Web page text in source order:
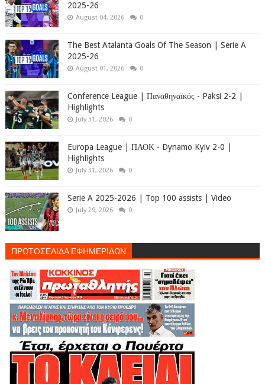
2025-26
August 04, 2026 0
The Best Atalanta Goals Of The Season | Serie A
2025-26
August 01, 2026 0
Conference League | Παναθηναϊκός - Paksi 2-2 |
Highlights
July 31, 2026 0
Europa League | ΠΑΟΚ - Dynamo Kyiv 2-0 |
Highlights
July 31, 2026 0
Serie A 2025-2026 | Top 100 assists | Video
July 29, 2026 0
ΠΡΩΤΟΣΕΛΙΔΑ ΕΦΗΜΕΡΙΔΩΝ